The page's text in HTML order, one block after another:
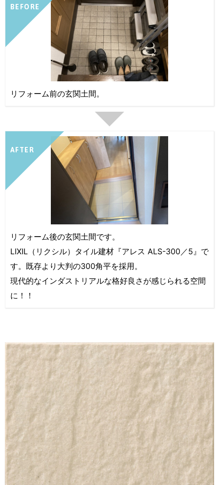
BEFORE
リフォーム前の玄関土間。
AFTER
リフォーム後の玄関土間です。
LIXIL（リクシル）タイル建材『アレス ALS-300／5』で
す。既存より大判の300角平を採用。
現代的なインダストリアルな格好良さが感じられる空間
に！！